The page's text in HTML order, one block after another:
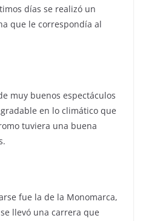
días se realizó un
que le correspondía al
muy buenos espectáculos
en lo climático que
tuviera una buena
fue la de la Monomarca,
llevó una carrera que